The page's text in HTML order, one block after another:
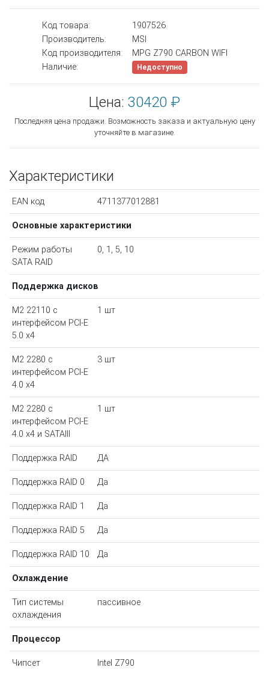
Код товара:
1907526
Производитель:
MSI
Код производителя:
MPG Z790 CARBON WIFI
Наличие:
Недоступно
Цена: 30420 ₽
Последняя цена продажи. Возможность заказа и актуальную цену
уточняйте в магазине.
Характеристики
EAN код 4711377012881
Основные характеристики
Режим работы
SATA RAID
0, 1, 5, 10
Поддержка дисков
M2 22110 с
интерфейсом PCI-E
5.0 х4
1 шт
M2 2280 с
интерфейсом PCI-E
4.0 х4
3 шт
M2 2280 с
интерфейсом PCI-E
4.0 х4 и SATAIII
1 шт
Поддержка RAID ДА
Поддержка RAID 0 Да
Поддержка RAID 1 Да
Поддержка RAID 5 Да
Поддержка RAID 10 Да
Охлаждение
Тип системы
охлаждения
пассивное
Процессор
Чипсет Intel Z790